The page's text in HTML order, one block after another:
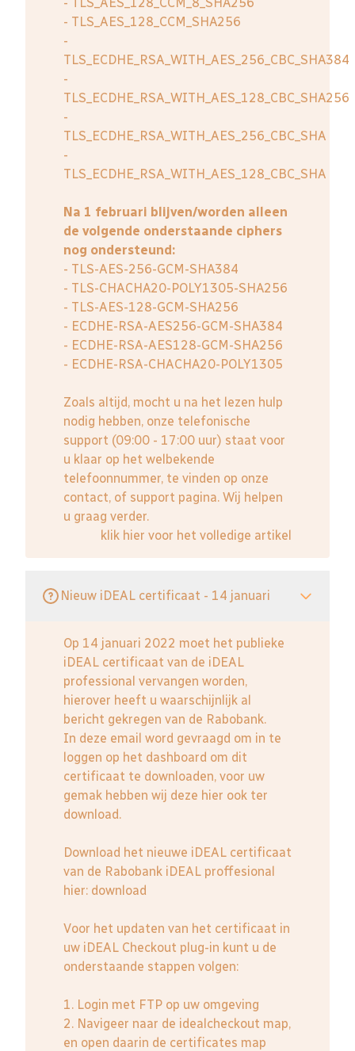
- TLS_AES_128_CCM_SHA256
-
TLS_ECDHE_RSA_WITH_AES_256_CBC_SHA384
-
TLS_ECDHE_RSA_WITH_AES_128_CBC_SHA256
-
TLS_ECDHE_RSA_WITH_AES_256_CBC_SHA
-
TLS_ECDHE_RSA_WITH_AES_128_CBC_SHA
Na 1 februari blijven/worden alleen
de volgende onderstaande ciphers
nog ondersteund:
- TLS-AES-256-GCM-SHA384
- TLS-CHACHA20-POLY1305-SHA256
- TLS-AES-128-GCM-SHA256
- ECDHE-RSA-AES256-GCM-SHA384
- ECDHE-RSA-AES128-GCM-SHA256
- ECDHE-RSA-CHACHA20-POLY1305
Zoals altijd, mocht u na het lezen hulp
nodig hebben, onze telefonische
support (09:00 - 17:00 uur) staat voor
u klaar op het welbekende
telefoonnummer, te vinden op onze
contact, of support pagina. Wij helpen
u graag verder.
klik hier voor het volledige artikel
Nieuw iDEAL certificaat - 14 januari
Op 14 januari 2022 moet het publieke
iDEAL certificaat van de iDEAL
professional vervangen worden,
hierover heeft u waarschijnlijk al
bericht gekregen van de Rabobank.
In deze email word gevraagd om in te
loggen op het dashboard om dit
certificaat te downloaden, voor uw
gemak hebben wij deze hier ook ter
download.
Download het nieuwe iDEAL certificaat
van de Rabobank iDEAL proffesional
hier: download
Voor het updaten van het certificaat in
uw iDEAL Checkout plug-in kunt u de
onderstaande stappen volgen:
1. Login met FTP op uw omgeving
2. Navigeer naar de idealcheckout map,
en open daarin de certificates map